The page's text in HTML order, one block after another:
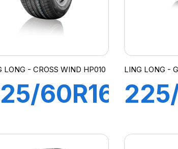
LONG - CROSS WIND HP010
60R16
LING LONG -